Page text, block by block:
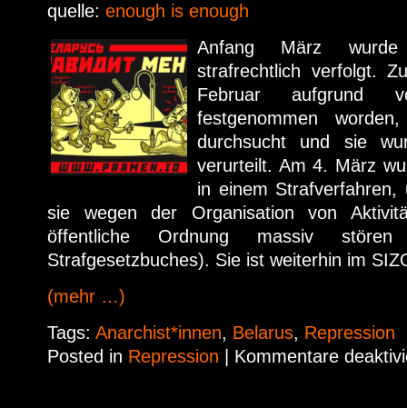
quelle: enough is enough
Anfang März
strafrechtlich verfolgt.
Februar aufgrund
festgenommen
durchsucht und sie
verurteilt. Am 4. März
in einem
sie wegen der Organisation von
öffentliche Ordnung massiv
Strafgesetzbuches). Sie ist weiterhin im
(mehr …)
Tags: Anarchist*innen, Belarus, Repression
Posted in Repression Kommentare